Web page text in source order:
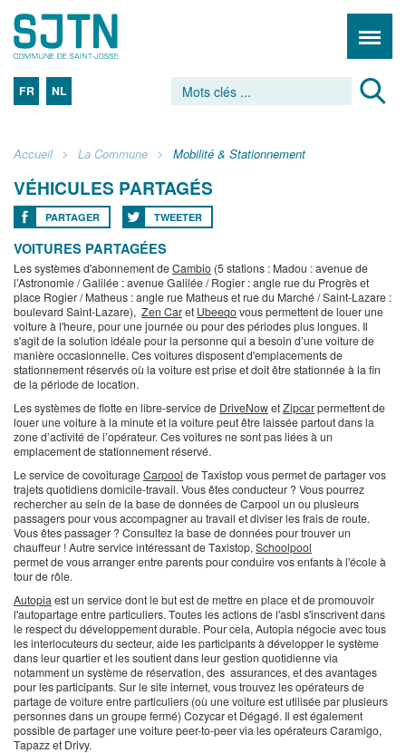
FR NL
Accueil La Commune Mobilité & Stationnement
VÉHICULES PARTAGÉS
PARTAGER TWEETER
VOITURES PARTAGÉES
Les systèmes d'abonnement deCambio (5 stations : Madou : avenue de
l’Astronomie / Galilée : avenue Galilée / Rogier : angle rue du Progrès et
place Rogier / Matheus : angle rue Matheus et rue du Marché / Saint-Lazare :
boulevard Saint-Lazare), Zen Caret Ubeeqovous permettent de louer une
voiture à l'heure, pour une journée ou pour des périodes plus longues. Il
s'agit de la solution idéale pour la personne qui a besoin d’une voiture de
manière occasionnelle. Ces voitures disposent d'emplacements de
stationnement réservés où la voiture est prise et doit être stationnée à la fin
de la période de location.
Les systèmes de flotte en libre-service de DriveNowetZipcarpermettent de
louer une voiture à la minute et la voiture peut être laissée partout dans la
zone d’activité de l’opérateur. Ces voitures ne sont pas liées à un
emplacement de stationnement réservé.
Le service de covoiturageCarpool de Taxistop vous permet de partager vos
trajets quotidiens domicile-travail. Vous êtes conducteur ? Vous pourrez
rechercher au sein de la base de données de Carpool un ou plusieurs
passagers pour vous accompagner au travail et diviser les frais de route.
Vous êtes passager ? Consultez la base de données pour trouver un
chauffeur ! Autre service intéressant de Taxistop, Schoolpool
permet de vous arranger entre parents pour conduire vos enfants à l'école à
tour de rôle.
Autopia est un service dont le but est de mettre en place et de promouvoir
l'autopartage entre particuliers. Toutes les actions de l'asbl s'inscrivent dans
le respect du développement durable. Pour cela, Autopia négocie avec tous
les interlocuteurs du secteur, aide les participants à développer le système
dans leur quartier et les soutient dans leur gestion quotidienne via
notamment un système de réservation, des assurances, et des avantages
pour les participants. Sur le site internet, vous trouvez les opérateurs de
partage de voiture entre particuliers (où une voiture est utilisée par plusieurs
personnes dans un groupe fermé) Cozycar et Dégagé. Il est également
possible de partager une voiture peer-to-peer via les opérateurs Caramigo,
Tapazz et Drivy.